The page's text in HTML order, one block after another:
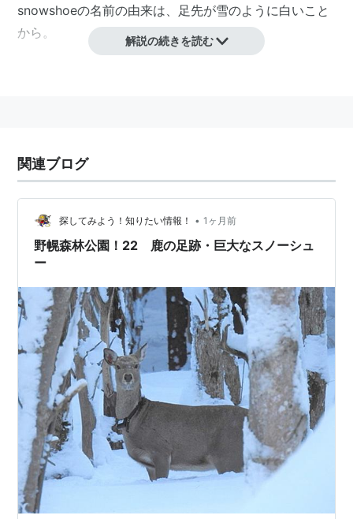
snowshoeの名前の由来は、足先が雪のように白いこと
から。
フレームのみの和かんじきに比べ、布などが張ってあり
かかとがより稼動するので、斜面でも行動しやすいなど
の利点がある。
地形や、体重・荷物の総重量、スノーハイキング・ツア
ムの形や大きさ、デッキの材質、足を固定するバインデ
ィングの種類が異なる。
ストックを用いると歩きやすい。
スキー場にも体験コース、ツアーを組む所が増え、誰に
でもできるネイチャリング・スポーツとして愛好者が増
えている。
夏場は藪だったり、到底歩けないような場所でも、冬季
なら雪に埋もれて移動が可能になるため、スノーボーダ
ーなど、バックカントリーを楽しむ人たちにとっての重
要なアイテムとなりつつある。
解説の続きを読む
関連ブログ
探してみよう！知りたい情報！ • 1ヶ月前
野幌森林公園！22 鹿の足跡・巨大なスノーシュ
ー